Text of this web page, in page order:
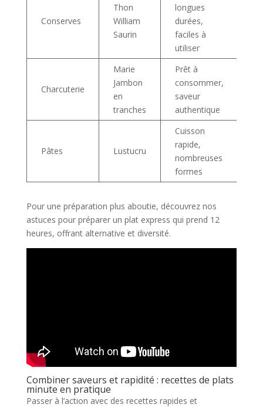
Conserves
Thon
William
Saurin
longues
durées,
faciles à
utiliser
Charcuterie
Marie
Jambon
en
tranches
Prêt à
consommer,
saveur
authentique
Pâtes Lustucru
Cuisson
rapide,
nombreuses
formes
Pour une préparation plus aboutie, découvrez nos
astuces pour préparer un plat express qui prend 12
heures, offrant alternative et diversité.
Combiner saveurs et rapidité : recettes de plats
minute en pratique
Passer à l’action avec des recettes rapides et